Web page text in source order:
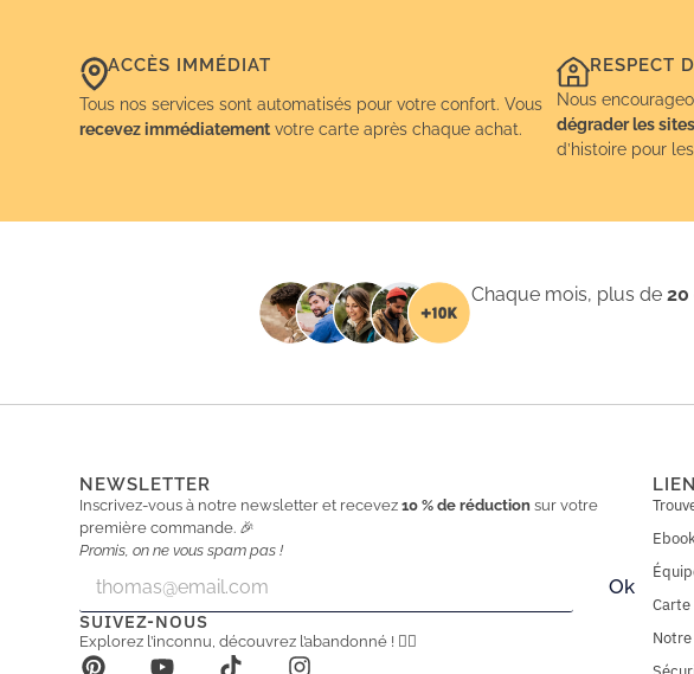
ACCÈS IMMÉDIAT
Tous nos services sont automatisés pour votre confort. Vous
recevez immédiatement votre carte après chaque achat.
RESPECT
Nous
dégrader les sites
d’histoire pour
Chaque mois, plus de
NEWSLETTER
Inscrivez-vous à notre newsletter et recevez10 % de réduction sur votre
première commande. 🎉
Promis, on ne vous spam pas !
a
i
l
a
i
l
Ok
SUIVEZ-NOUS
Explorez l’inconnu, découvrez l’abandonné ! 🕵️‍♂️